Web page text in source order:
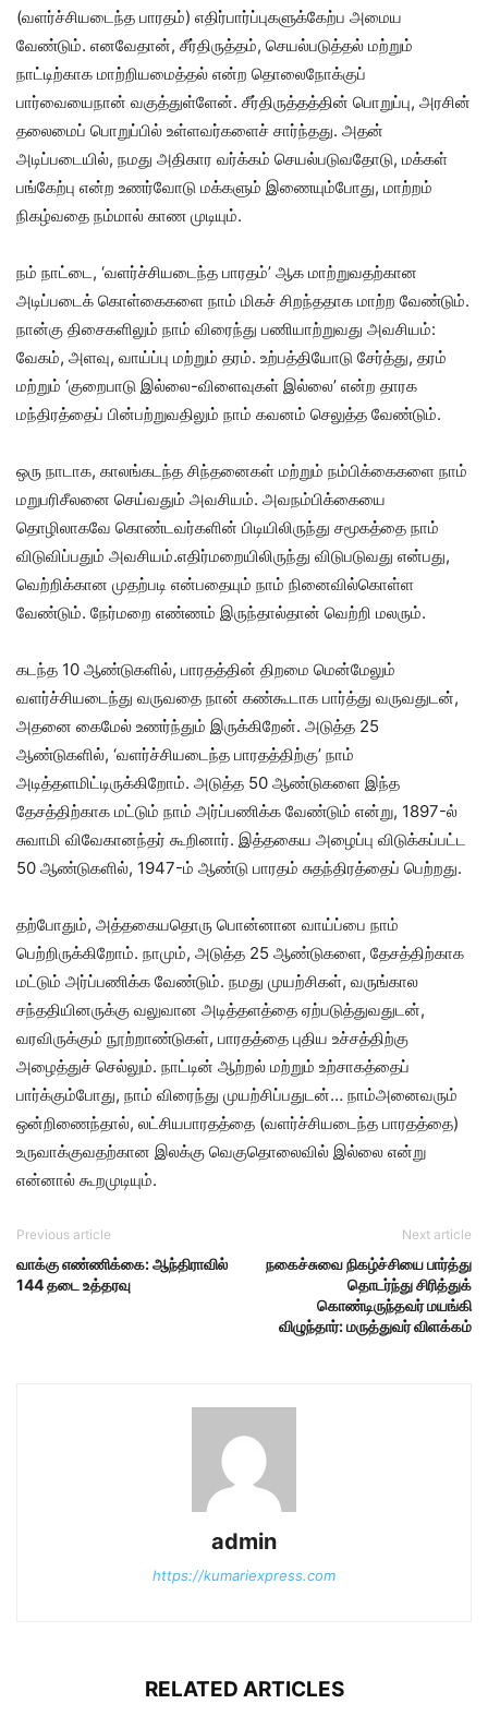
(வளர்ச்சியடைந்த பாரதம்) எதிர்பார்ப்புகளுக்கேற்ப அமைய
வேண்டும். எனவேதான், சீர்திருத்தம், செயல்படுத்தல் மற்றும்
நாட்டிற்காக மாற்றியமைத்தல் என்ற தொலைநோக்குப்
பார்வையைநான் வகுத்துள்ளேன். சீர்திருத்தத்தின் பொறுப்பு, அரசின்
தலைமைப் பொறுப்பில் உள்ளவர்களைச் சார்ந்தது. அதன்
அடிப்படையில், நமது அதிகார வர்க்கம் செயல்படுவதோடு, மக்கள்
பங்கேற்பு என்ற உணர்வோடு மக்களும் இணையும்போது, மாற்றம்
நிகழ்வதை நம்மால் காண முடியும்.
நம் நாட்டை, ‘வளர்ச்சியடைந்த பாரதம்’ ஆக மாற்றுவதற்கான
அடிப்படைக் கொள்கைகளை நாம் மிகச் சிறந்ததாக மாற்ற வேண்டும்.
நான்கு திசைகளிலும் நாம் விரைந்து பணியாற்றுவது அவசியம்:
வேகம், அளவு, வாய்ப்பு மற்றும் தரம். உற்பத்தியோடு சேர்த்து, தரம்
மற்றும் ‘குறைபாடு இல்லை-விளைவுகள் இல்லை’ என்ற தாரக
மந்திரத்தைப் பின்பற்றுவதிலும் நாம் கவனம் செலுத்த வேண்டும்.
ஒரு நாடாக, காலங்கடந்த சிந்தனைகள் மற்றும் நம்பிக்கைகளை நாம்
மறுபரிசீலனை செய்வதும் அவசியம். அவநம்பிக்கையை
தொழிலாகவே கொண்டவர்களின் பிடியிலிருந்து சமூகத்தை நாம்
விடுவிப்பதும் அவசியம்.எதிர்மறையிலிருந்து விடுபடுவது என்பது,
வெற்றிக்கான முதற்படி என்பதையும் நாம் நினைவில்கொள்ள
வேண்டும். நேர்மறை எண்ணம் இருந்தால்தான் வெற்றி மலரும்.
கடந்த 10 ஆண்டுகளில், பாரதத்தின் திறமை மென்மேலும்
வளர்ச்சியடைந்து வருவதை நான் கண்கூடாக பார்த்து வருவதுடன்,
அதனை கைமேல் உணர்ந்தும் இருக்கிறேன். அடுத்த 25
ஆண்டுகளில், ‘வளர்ச்சியடைந்த பாரதத்திற்கு’ நாம்
அடித்தளமிட்டிருக்கிறோம். அடுத்த 50 ஆண்டுகளை இந்த
தேசத்திற்காக மட்டும் நாம் அர்ப்பணிக்க வேண்டும் என்று, 1897-ல்
சுவாமி விவேகானந்தர் கூறினார். இத்தகைய அழைப்பு விடுக்கப்பட்ட
50 ஆண்டுகளில், 1947-ம் ஆண்டு பாரதம் சுதந்திரத்தைப் பெற்றது.
தற்போதும், அத்தகையதொரு பொன்னான வாய்ப்பை நாம்
பெற்றிருக்கிறோம். நாமும், அடுத்த 25 ஆண்டுகளை, தேசத்திற்காக
மட்டும் அர்ப்பணிக்க வேண்டும். நமது முயற்சிகள், வருங்கால
சந்ததியினருக்கு வலுவான அடித்தளத்தை ஏற்படுத்துவதுடன்,
வரவிருக்கும் நூற்றாண்டுகள், பாரதத்தை புதிய உச்சத்திற்கு
அழைத்துச் செல்லும். நாட்டின் ஆற்றல் மற்றும் உற்சாகத்தைப்
பார்க்கும்போது, நாம் விரைந்து முயற்சிப்பதுடன்… நாம்அனைவரும்
ஒன்றிணைந்தால், லட்சியபாரதத்தை (வளர்ச்சியடைந்த பாரதத்தை)
உருவாக்குவதற்கான இலக்கு வெகுதொலைவில் இல்லை என்று
என்னால் கூறமுடியும்.
Previous article
வாக்கு எண்ணிக்கை: ஆந்திராவில்
144 தடை உத்தரவு
Next article
நகைச்சுவை நிகழ்ச்சியை பார்த்து
தொடர்ந்து சிரித்துக்
கொண்டிருந்தவர் மயங்கி
விழுந்தார்: மருத்துவர் விளக்கம்
admin
https://kumariexpress.com
RELATED ARTICLES